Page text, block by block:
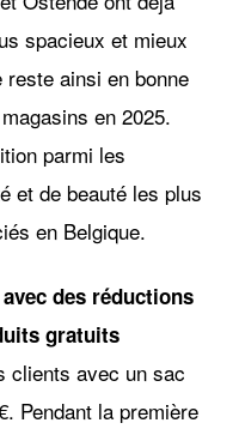
spacieux et mieux
ainsi en bonne
en 2025.
parmi les
et de beauté les plus
en Belgique.
des réductions
gratuits
clients avec un sac
Pendant la première